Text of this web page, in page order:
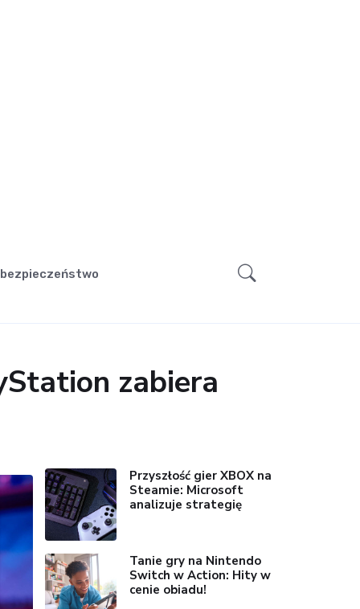
zabiera
Przyszłość gier XBOX na
Steamie: Microsoft
analizuje strategię
Tanie gry na Nintendo
Switch w Action: Hity w
cenie obiadu!